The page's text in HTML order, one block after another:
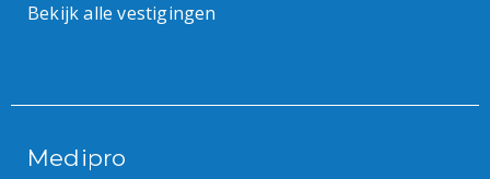
Bekijk alle vestigingen
Medipro